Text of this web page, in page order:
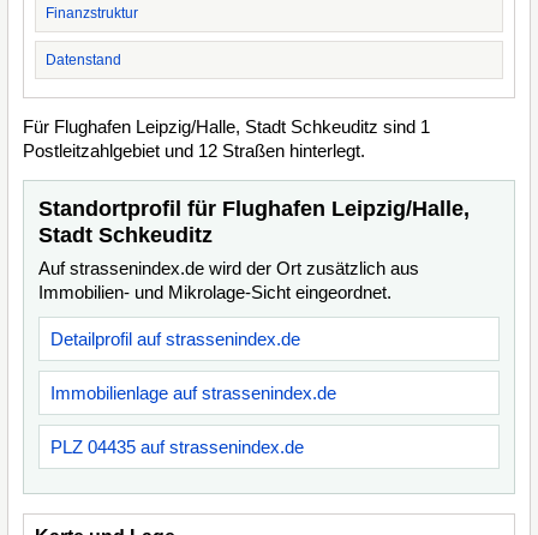
Finanzstruktur
Datenstand
Für Flughafen Leipzig/Halle, Stadt Schkeuditz sind 1
Postleitzahlgebiet und 12 Straßen hinterlegt.
Standortprofil für Flughafen Leipzig/Halle,
Stadt Schkeuditz
Auf strassenindex.de wird der Ort zusätzlich aus
Immobilien- und Mikrolage-Sicht eingeordnet.
Detailprofil auf strassenindex.de
Immobilienlage auf strassenindex.de
PLZ 04435 auf strassenindex.de